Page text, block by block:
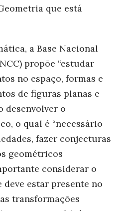
que está
a Base Nacional
propõe “estudar
no espaço, formas e
de figuras planas e
desenvolver o
o qual é “necessário
fazer conjecturas
geométricos
considerar o
estar presente no
transformações